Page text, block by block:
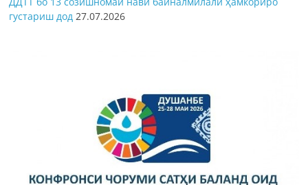
густариш дод 27.07.2026